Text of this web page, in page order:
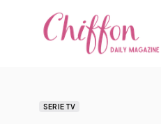
SERIE TV